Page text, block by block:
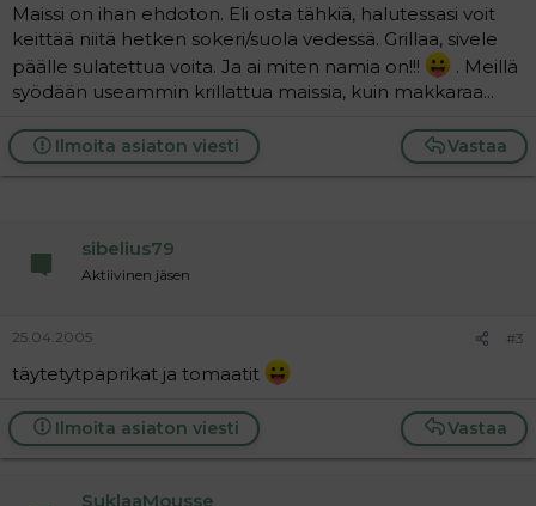
Maissi on ihan ehdoton. Eli osta tähkiä, halutessasi voit
keittää niitä hetken sokeri/suola vedessä. Grillaa, sivele
päälle sulatettua voita. Ja ai miten namia on!!!
. Meillä
syödään useammin krillattua maissia, kuin makkaraa...
Vastaa
Ilmoita asiaton viesti
sibelius79
Aktiivinen jäsen
25.04.2005 #3
täytetytpaprikat ja tomaatit
Vastaa
Ilmoita asiaton viesti
SuklaaMousse